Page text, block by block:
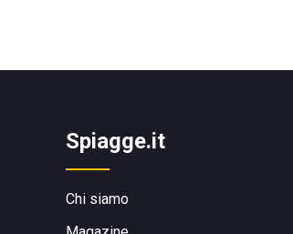
Spiagge.it
Chi siamo